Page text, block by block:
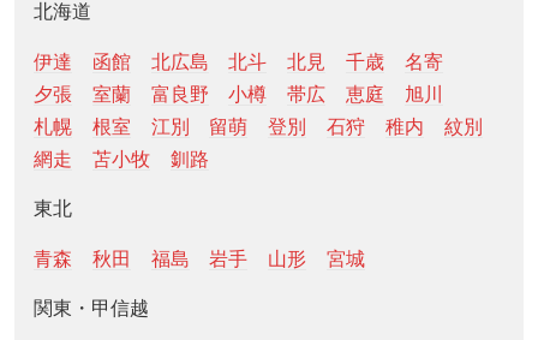
北海道
伊達 函館 北広島 北斗 北見 千歳
名寄
夕張
室蘭 富良野 小樽 帯広 恵庭
旭川
札幌
根室 江別 留萌 登別 石狩 稚内
紋別
網走
苫小牧 釧路
東北
青森 秋田 福島 岩手 山形 宮城
関東・甲信越